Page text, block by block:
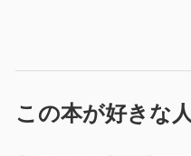
三昧やりたい放題な
んだもん」と思うこと
現代人がいまだに捨て
この本が好きな